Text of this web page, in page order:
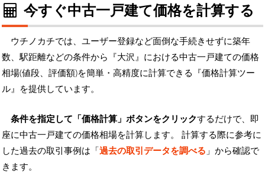
今すぐ中古一戸建て価格を計算する
ウチノカチでは、ユーザー登録など面倒な手続きせずに築年
数、駅距離などの条件から『大沢』における中古一戸建ての価格
相場(値段、評価額)を簡単・高精度に計算できる『価格計算ツー
ル』を提供しています。
条件を指定して「価格計算」ボタンをクリックするだけで、即
座に中古一戸建ての価格相場を計算します。 計算する際に参考に
した過去の取引事例は「過去の取引データを調べる 」から確認で
きます。